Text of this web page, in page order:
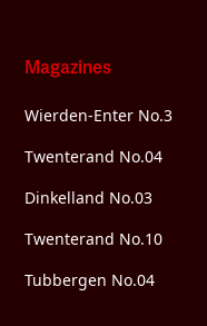
Magazines
Wierden-Enter No.3
Twenterand No.04
Dinkelland No.03
Twenterand No.10
Tubbergen No.04